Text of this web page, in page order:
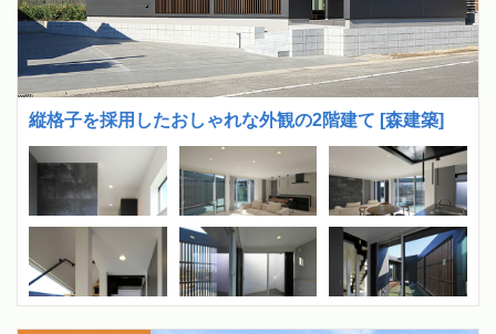
縦格子を採用したおしゃれな外観の2階建て [森建築]